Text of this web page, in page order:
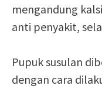
mengandung
anti penyakit,
Pupuk susulan
dengan cara